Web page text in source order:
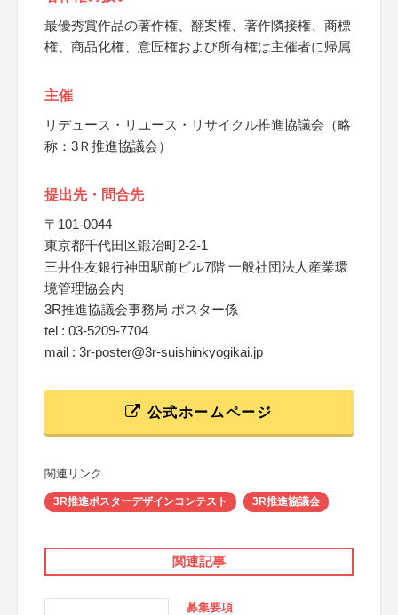
最優秀賞作品の著作権、翻案権、著作隣接権、商標
権、商品化権、意匠権および所有権は主催者に帰属
主催
リデュース・リユース・リサイクル推進協議会（略
称：3Ｒ推進協議会）
提出先・問合先
〒101-0044
東京都千代田区鍛冶町2-2-1
三井住友銀行神田駅前ビル7階 一般社団法人産業環
境管理協会内
3R推進協議会事務局 ポスター係
tel : 03-5209-7704
mail : 3r-poster@3r-suishinkyogikai.jp
公式ホームページ
関連リンク
3R推進ポスターデザインコンテスト 3R推進協議会
関連記事
募集要項